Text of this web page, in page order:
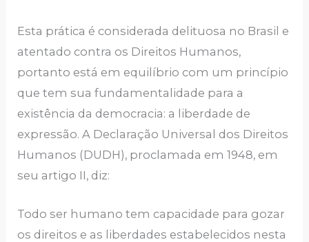
Esta prática é considerada delituosa no Brasil e
atentado contra os Direitos Humanos,
portanto está em equilíbrio com um princípio
que tem sua fundamentalidade para a
existência da democracia: a liberdade de
expressão. A Declaração Universal dos Direitos
Humanos (DUDH), proclamada em 1948, em
seu artigo II, diz:
Todo ser humano tem capacidade para gozar
os direitos e as liberdades estabelecidos nesta